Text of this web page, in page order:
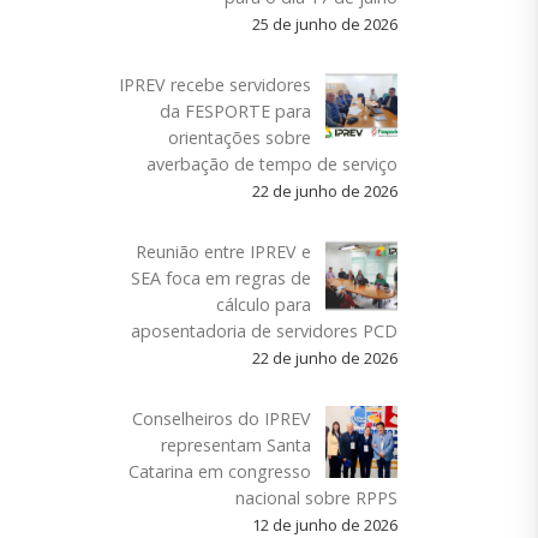
25 de junho de 2026
IPREV recebe servidores
da FESPORTE para
orientações sobre
averbação de tempo de serviço
22 de junho de 2026
Reunião entre IPREV e
SEA foca em regras de
cálculo para
aposentadoria de servidores PCD
22 de junho de 2026
Conselheiros do IPREV
representam Santa
Catarina em congresso
nacional sobre RPPS
12 de junho de 2026